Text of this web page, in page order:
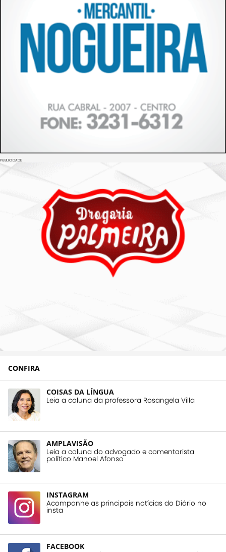
PUBLICIDADE
CONFIRA
COISAS DA LÍNGUA
Leia a coluna da professora Rosangela Villa
AMPLAVISÃO
Leia a coluna do advogado e comentarista
político Manoel Afonso
INSTAGRAM
Acompanhe as principais notícias do Diário no
insta
FACEBOOK